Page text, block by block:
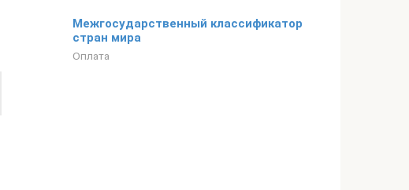
Межгосударственный классификатор
стран мира
Оплата